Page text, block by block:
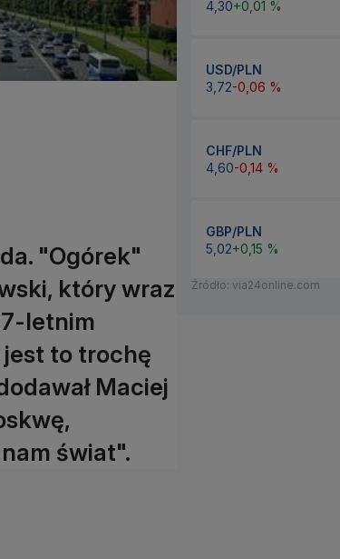
"Ogórek"
który wraz
letnim
jest to trochę
Maciej
świat".
4,30+0,01 %
USD/PLN
3,72-0,06 %
CHF/PLN
4,60-0,14 %
GBP/PLN
5,02+0,15 %
Źródło: via24online.com